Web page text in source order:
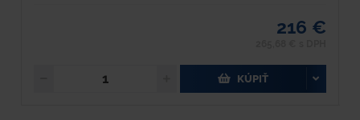
216 €
KÚPIŤ